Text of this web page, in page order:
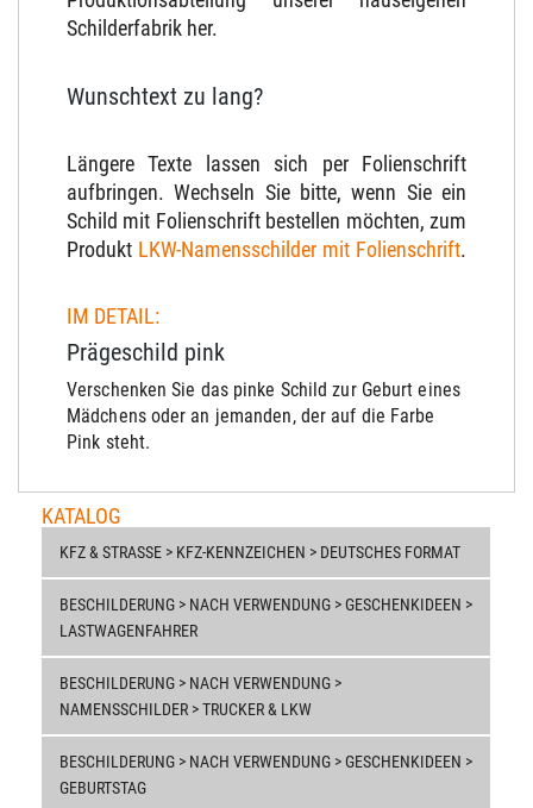
Schilderfabrik her.
Wunschtext zu lang?
Längere Texte lassen sich per Folienschrift
aufbringen. Wechseln Sie bitte, wenn Sie ein
Schild mit Folienschrift bestellen möchten, zum
Produkt LKW-Namensschilder mit Folienschrift.
IM DETAIL:
Prägeschild pink
Verschenken Sie das pinke Schild zur Geburt eines
Mädchens oder an jemanden, der auf die Farbe
Pink steht.
KATALOG
KFZ & STRASSE > KFZ-KENNZEICHEN > DEUTSCHES FORMAT
BESCHILDERUNG > NACH VERWENDUNG > GESCHENKIDEEN >
LASTWAGENFAHRER
BESCHILDERUNG > NACH VERWENDUNG >
NAMENSSCHILDER > TRUCKER & LKW
BESCHILDERUNG > NACH VERWENDUNG > GESCHENKIDEEN >
GEBURTSTAG